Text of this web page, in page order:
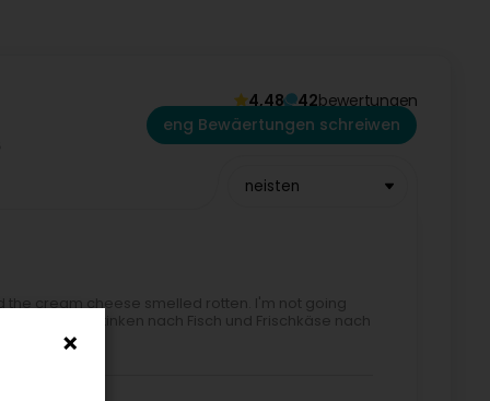
4,48 42bewertungen
eng Bewäertungen schreiwen
neisten
cream cheese smelled rotten. I'm not going
Cevapcici stinken nach Fisch und Frischkäse nach